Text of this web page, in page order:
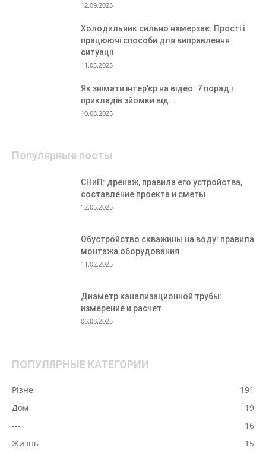
12.09.2025
Холодильник сильно намерзає. Прості і
працюючі способи для виправлення
ситуації
11.05.2025
Як знімати інтер’єр на відео: 7 порад і
прикладів зйомки від...
10.08.2025
Популярные посты
СНиП: дренаж, правила его устройства,
составление проекта и сметы
12.05.2025
Обустройство скважины на воду: правила
монтажа оборудования
11.02.2025
Диаметр канализационной трубы:
измерение и расчет
06.08.2025
ПОПУЛЯРНЫЕ КАТЕГОРИИ
Різне
191
Дом
19
---
16
Жизнь
15